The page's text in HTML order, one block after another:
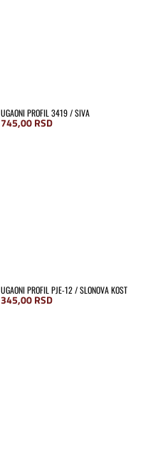
UGAONI PROFIL 3419 / SIVA
745,00RSD
UGAONI PROFIL PJE-12 / SLONOVA KOST
345,00RSD